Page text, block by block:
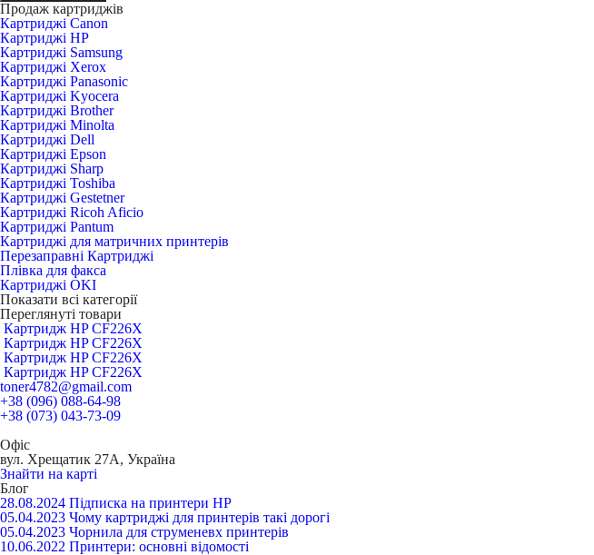
Продаж картриджів
Картриджі Canon
Картриджі HP
Картриджі Samsung
Картриджі Xerox
Картриджі Panasonic
Картриджі Kyocera
Картриджі Brother
Картриджі Minolta
Картриджі Dell
Картриджі Epson
Картриджі Sharp
Картриджі Toshiba
Картриджі Gestetner
Картриджі Ricoh Aficio
Картриджі Pantum
Картриджі для матричних принтерів
Перезаправні Картриджі
Плівка для факса
Картриджі OKI
Показати всі категорії
Переглянуті товари
Картридж HP CF226X
Картридж HP CF226X
Картридж HP CF226X
Картридж HP CF226X
toner4782@gmail.com
+38 (096) 088-64-98
+38 (073) 043-73-09
Офіс
вул. Хрещатик 27А, Україна
Знайти на карті
Блог
28.08.2024 Підписка на принтери HP
05.04.2023 Чому картриджі для принтерів такі дорогі
05.04.2023 Чорнила для струменевх принтерів
10.06.2022 Принтери: основні відомості